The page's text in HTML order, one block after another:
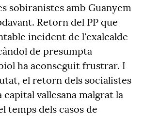
sobiranistes amb Guanyem
Retorn del PP que
incident de l'exalcalde
de presumpta
ha aconseguit frustrar. I
el retorn dels socialistes
capital vallesana malgrat la
temps dels casos de